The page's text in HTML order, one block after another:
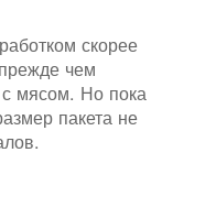
скорее
чем
с мясом. Но пока
пакета не